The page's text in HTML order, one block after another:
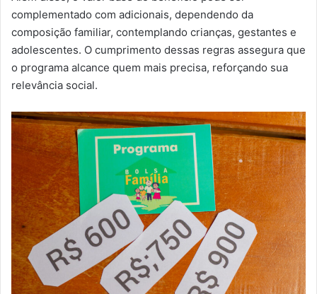
complementado com adicionais, dependendo da
composição familiar, contemplando crianças, gestantes e
adolescentes. O cumprimento dessas regras assegura que
o programa alcance quem mais precisa, reforçando sua
relevância social.